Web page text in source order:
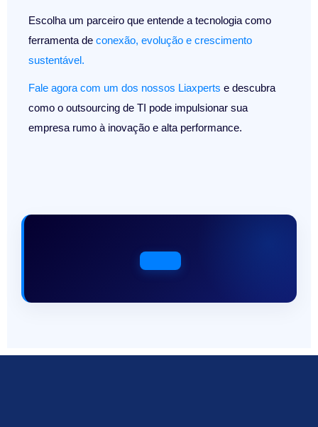
Escolha um parceiro que entende a tecnologia como
ferramenta de conexão, evolução e crescimento
sustentável.
Fale agora com um dos nossos Liaxperts e descubra
como o outsourcing de TI pode impulsionar sua
empresa rumo à inovação e alta performance.